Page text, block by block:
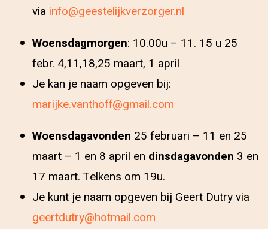
via info@geestelijkverzorger.nl
Woensdagmorgen: 10.00u – 11. 15 u 25
febr. 4,11,18,25 maart, 1 april
Je kan je naam opgeven bij:
marijke.vanthoff@gmail.com
Woensdagavonden 25 februari – 11 en 25
maart – 1 en 8 april en dinsdagavonden 3 en
17 maart. Telkens om 19u.
Je kunt je naam opgeven bij Geert Dutry via
geertdutry@hotmail.com